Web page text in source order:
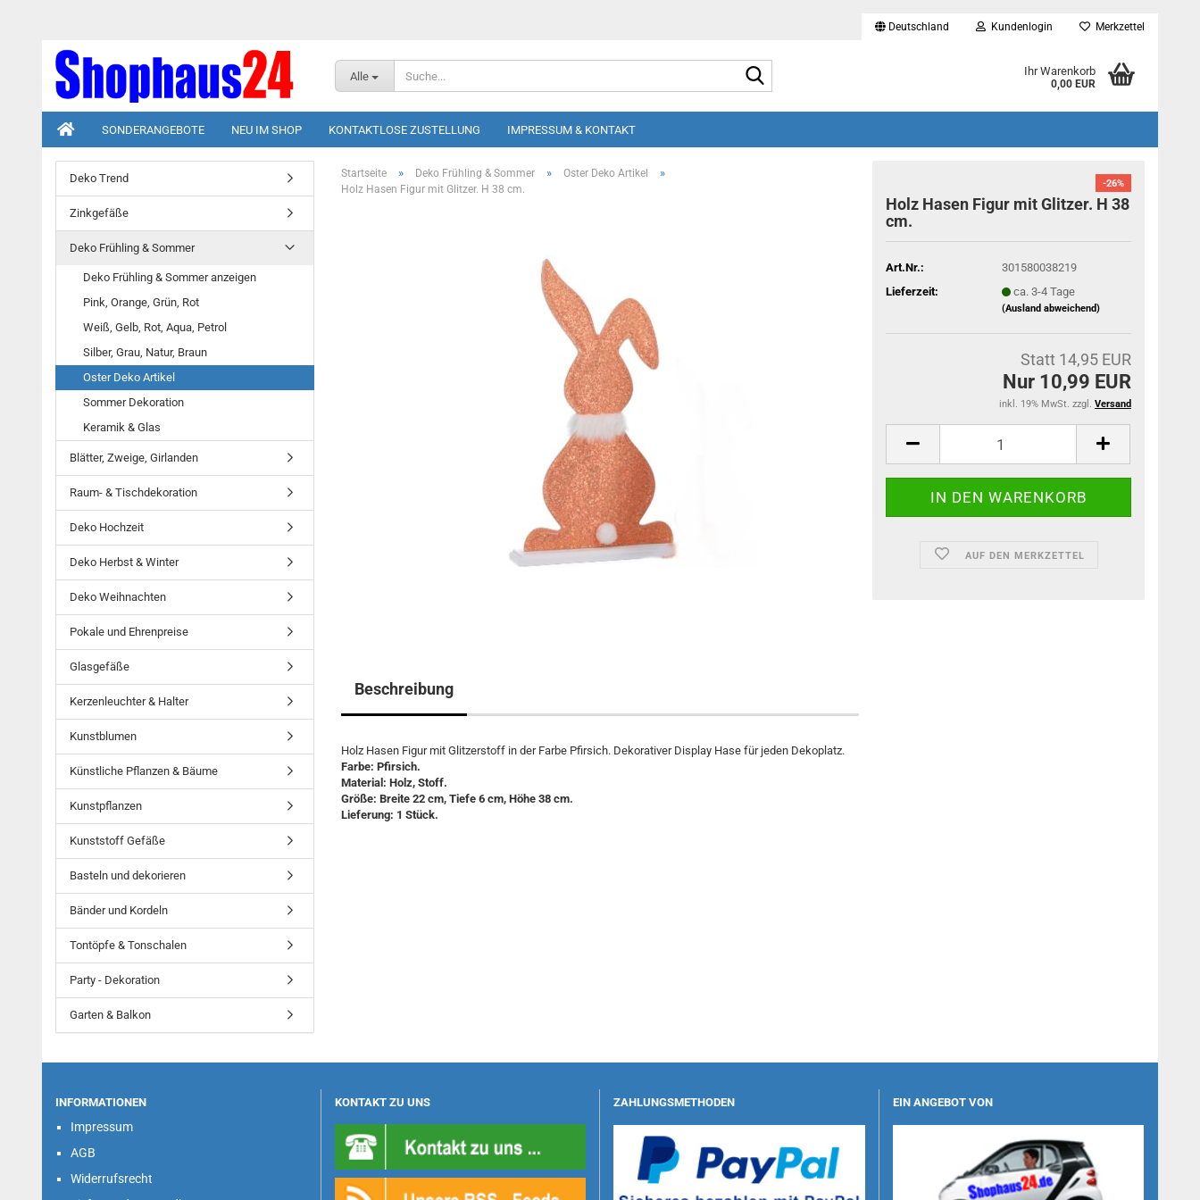
Deutschland Kundenlogin Merkzettel
Alle Ihr Warenkorb
0,00 EUR
SONDERANGEBOTE NEU IM SHOP KONTAKTLOSE ZUSTELLUNG IMPRESSUM & KONTAKT
Startseite » Deko Frühling & Sommer » Oster Deko Artikel »
Holz Hasen Figur mit Glitzer. H 38 cm. -26%
Holz Hasen Figur mit Glitzer. H 38
cm.
Art.Nr.:
301580038219
Lieferzeit:
ca. 3-4 Tage
(Ausland abweichend)
Statt 14,95 EUR
Nur 10,99 EUR
inkl. 19% MwSt. zzgl. Versand
AUF DEN MERKZETTEL
Beschreibung
Holz Hasen Figur mit Glitzerstoff in der Farbe Pfirsich. Dekorativer Display Hase für jeden Dekoplatz.
Farbe: Pfirsich.
Material: Holz, Stoff.
Größe: Breite 22 cm, Tiefe 6 cm, Höhe 38 cm.
Lieferung: 1 Stück.
Deko Trend
Zinkgefäße
Deko Frühling & Sommer
Deko Frühling & Sommer anzeigen
Pink, Orange, Grün, Rot
Weiß, Gelb, Rot, Aqua, Petrol
Silber, Grau, Natur, Braun
Oster Deko Artikel
Sommer Dekoration
Keramik & Glas
Blätter, Zweige, Girlanden
Raum- & Tischdekoration
Deko Hochzeit
Deko Herbst & Winter
Deko Weihnachten
Pokale und Ehrenpreise
Glasgefäße
Kerzenleuchter & Halter
Kunstblumen
Künstliche Pflanzen & Bäume
Kunstpflanzen
Kunststoff Gefäße
Basteln und dekorieren
Bänder und Kordeln
Tontöpfe & Tonschalen
Party - Dekoration
Garten & Balkon
INFORMATIONEN
Impressum
AGB
Widerrufsrecht
KONTAKT ZU UNS ZAHLUNGSMETHODEN EIN ANGEBOT VON